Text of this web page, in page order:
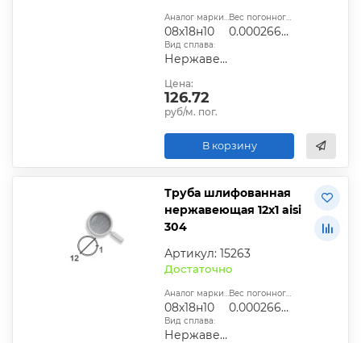
Аналог марки стали:
08х18н10
Вес погонного метра, т.:
0.00026609
Вид сплава:
Нержавеющий
Цена:
126.72
руб/м. пог.
В корзину
Труба шлифованная
нержавеющая 12х1 aisi
304
Артикул: 15263
Достаточно
Аналог марки стали:
08х18н10
Вес погонного метра, т.:
0.00026609
Вид сплава:
Нержавеющий